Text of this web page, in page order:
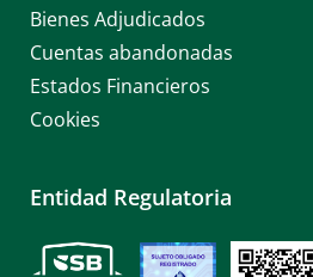
Bienes Adjudicados
Cuentas abandonadas
Estados Financieros
Cookies
Entidad Regulatoria